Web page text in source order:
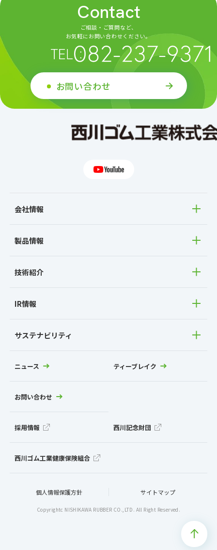
Contact
ご相談・ご質問など、
お気軽にお問い合わせください。
お問い合わせ
会社情報
製品情報
技術紹介
IR情報
サステナビリティ
ニュース ティーブレイク
お問い合わせ
採用情報 西川記念財団
西川ゴム工業健康保険組合
個人情報保護方針 サイトマップ
Copyrightc NISHIKAWA RUBBER CO.,LTD. All Right Reserved.